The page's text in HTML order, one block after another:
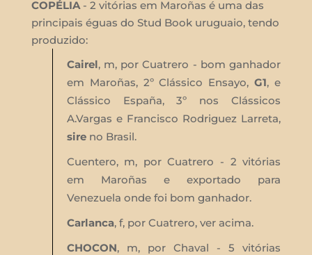
COPÉLIA- 2 vitórias em Maroñas é uma das
principais éguas do Stud Book uruguaio, tendo
produzido:
Cairel, m, por Cuatrero - bom ganhador
em Maroñas, 2º Clássico Ensayo,G1, e
Clássico España, 3º nos Clássicos
A.Vargas e Francisco Rodriguez Larreta,
sireno Brasil.
Cuentero, m, por Cuatrero - 2 vitórias
em Maroñas e exportado para
Venezuela onde foi bom ganhador.
Carlanca, f, por Cuatrero, ver acima.
CHOCON, m, por Chaval - 5 vitórias